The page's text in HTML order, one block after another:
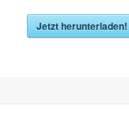
Jetzt herunterladen!